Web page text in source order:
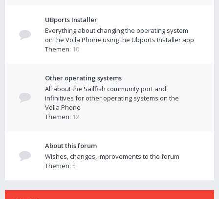
UBports Installer
Everything about changing the operating system
on the Volla Phone using the Ubports Installer app
Themen: 10
Other operating systems
All about the Sailfish community port and
infinitives for other operating systems on the
Volla Phone
Themen: 12
About this forum
Wishes, changes, improvements to the forum
Themen: 5